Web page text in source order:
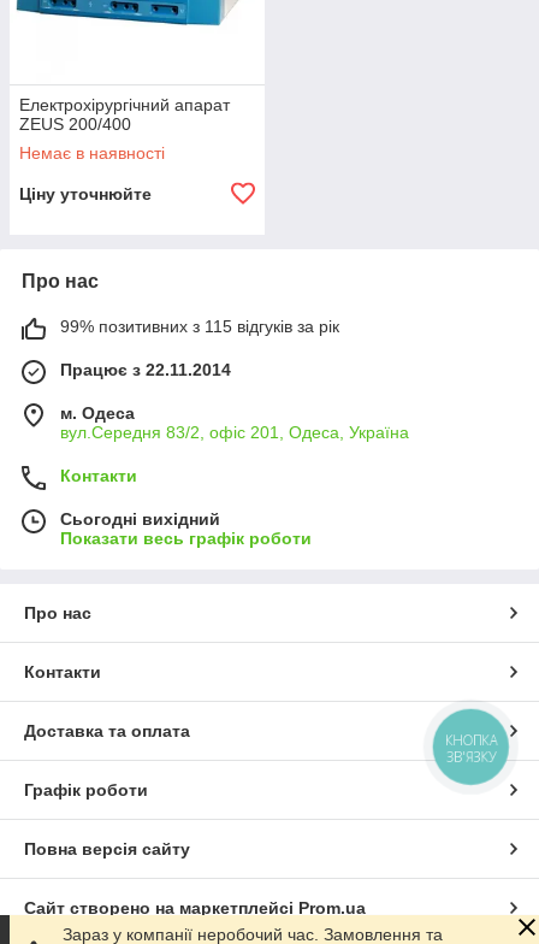
Електрохірургічний апарат
ZEUS 200/400
Немає в наявності
Ціну уточнюйте
Про нас
99% позитивних з 115 відгуків за рік
Працює з 22.11.2014
м. Одеса
вул.Середня 83/2, офіс 201, Одеса, Україна
Контакти
Сьогодні вихідний
Показати весь графік роботи
Про нас
Контакти
Доставка та оплата
Графік роботи
Повна версія сайту
Сайт створено на маркетплейсі Prom.ua
Зараз у компанії неробочий час. Замовлення та
КНОПКА
ЗВ'ЯЗКУ